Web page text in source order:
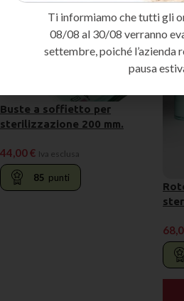
Buste a soffietto per
sterilizzazione 200 mm.
44,00€ Iva esclusa
85 punti
Ti informiamo che tutti gli
08/08 al 30/08 verranno
settembre, poiché l’azienda
pausa